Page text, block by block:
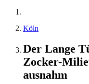
Köln
Der Lange
Zocker-
ausnahm